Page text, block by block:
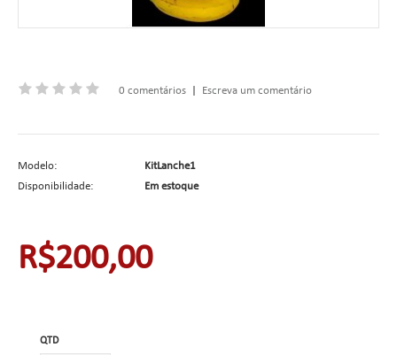
0 comentários Escreva um comentário
Modelo:
KitLanche1
Disponibilidade:
Em estoque
R$200,00
QTD